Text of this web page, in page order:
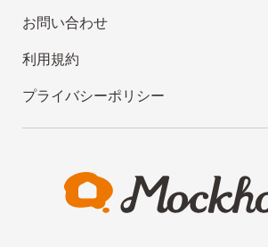
お問い合わせ
利用規約
プライバシーポリシー